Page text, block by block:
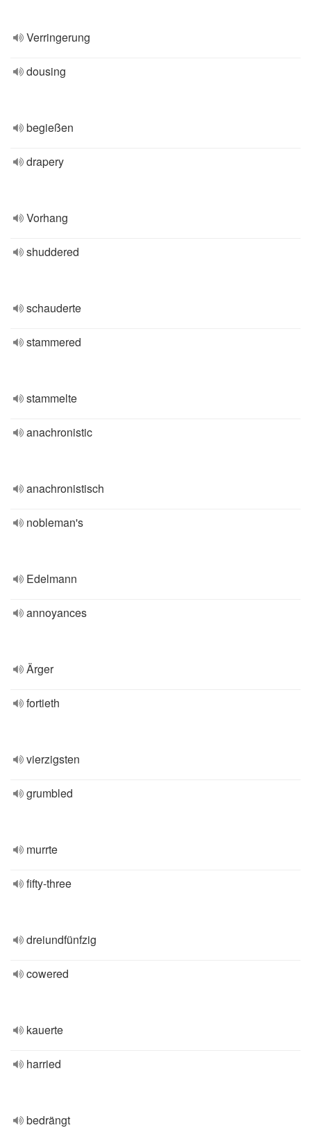
Verringerung
dousing
begießen
drapery
Vorhang
shuddered
schauderte
stammered
stammelte
anachronistic
anachronistisch
nobleman's
Edelmann
annoyances
Ärger
fortieth
vierzigsten
grumbled
murrte
fifty-three
dreiundfünfzig
cowered
kauerte
harried
bedrängt